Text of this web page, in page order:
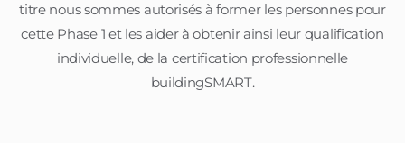
titre nous sommes autorisés à former les personnes pour
cette Phase 1 et les aider à obtenir ainsi leur qualification
individuelle, de la certification professionnelle
buildingSMART.